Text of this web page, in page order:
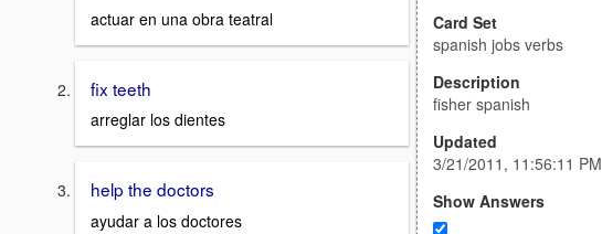
actuar en una obra teatral
fix teeth
arreglar los dientes
help the doctors
ayudar a los doctores
Card Set
spanish jobs verbs
Description
fisher spanish
Updated
3/21/2011, 11:56:11 PM
Show Answers